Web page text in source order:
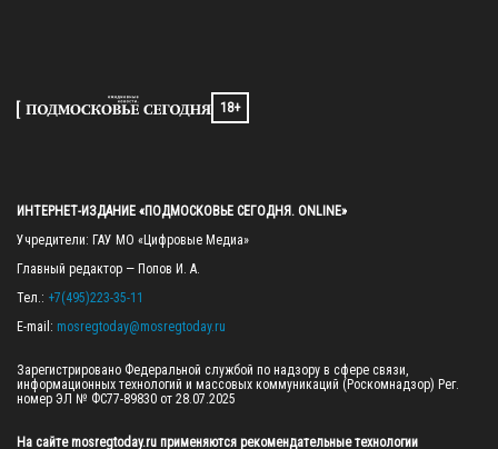
18+
ИНТЕРНЕТ-ИЗДАНИЕ «ПОДМОСКОВЬЕ СЕГОДНЯ. ONLINE»
Учредители: ГАУ МО «Цифровые Медиа»
Главный редактор — Попов И. А.
Тел.: +7(495)223-35-11
E-mail: mosregtoday@mosregtoday.ru
Зарегистрировано Федеральной службой по надзору в сфере связи,
информационных технологий и массовых коммуникаций (Роскомнадзор) Рег.
номер ЭЛ № ФС77-89830 от 28.07.2025
На сайте mosregtoday.ru применяются рекомендательные технологии